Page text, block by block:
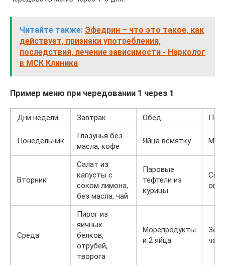
Читайте также: Эфедрин – что это такое, как
действует, признаки употребления,
последствия, лечение зависимости - Нарколог
в МСК Клиника
Пример меню при чередовании 1 через 1
Дни недели Завтрак Обед
Понедельник
Глазунья без
масла, кофе
Яйца всмятку
Вторник
Салат из
капусты с
соком лимона,
без масла, чай
Паровые
тефтели из
курицы
Среда
Пирог из
яичных
белков,
отрубей,
творога
Морепродукты
и 2 яйца
чай